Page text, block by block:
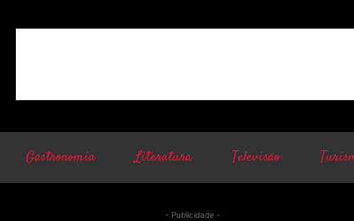
Gastronomia Literatura Televisão
- Publicidade -